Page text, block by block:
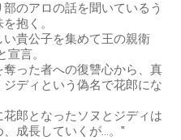
のアロの話を聞いているう
抱く。
貴公子を集めて王の親衛
言。
った者への復讐心から、真
ディという偽名で花郎にな
郎となったソヌとジディは
成長していくが…。"